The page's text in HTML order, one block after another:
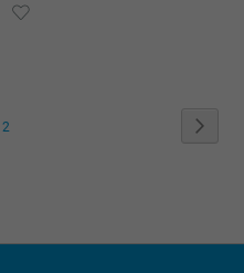
ZUR
Seite
Seite
2